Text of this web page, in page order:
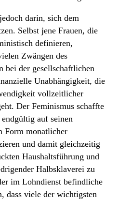
darin, sich dem
Selbst jene Frauen, die
definieren,
Zwängen des
bei der gesellschaftlichen
Unabhängigkeit, die
vollzeitlicher
Der Feminismus schaffte
auf seinen
Form monatlicher
und damit gleichzeitig
Haushaltsführung und
Halbsklaverei zu
im Lohndienst befindliche
dass viele der wichtigsten